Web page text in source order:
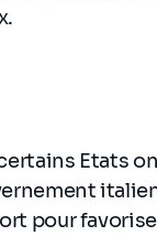
Etats
pour